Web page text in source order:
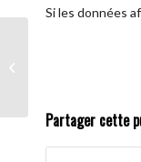
Si les données
Partager cette